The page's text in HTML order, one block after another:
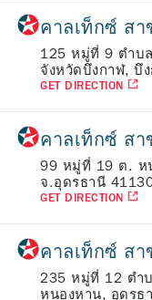
คาลเท็กซ์ ส
125 หมู่ที่ 9 ตำบ
จังหวัดบึงกาฬ, บึ
GET DIRECTION
คาลเท็กซ์ ส
99 หมู่ที่ 19 ต. ห
จ.อุดรธานี
GET DIRECTION
คาลเท็กซ์ ส
235 หมู่ที่ 12 ตำ
หนองหาน, อุดรธ